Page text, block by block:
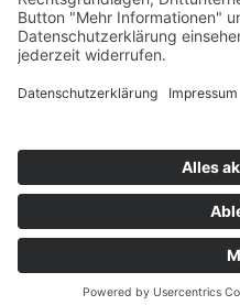
© 2026 Franz